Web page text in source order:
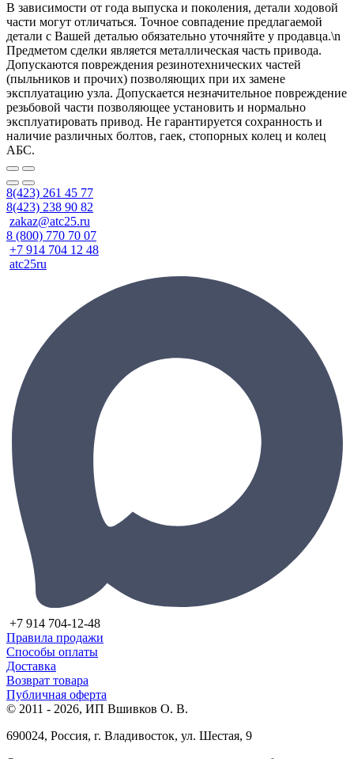
В зависимости от года выпуска и поколения, детали ходовой
части могут отличаться. Точное совпадение предлагаемой
детали с Вашей деталью обязательно уточняйте у продавца.\n
Предметом сделки является металлическая часть привода.
Допускаются повреждения резинотехнических частей
(пыльников и прочих) позволяющих при их замене
эксплуатацию узла. Допускается незначительное повреждение
резьбовой части позволяющее установить и нормально
эксплуатировать привод. Не гарантируется сохранность и
наличие различных болтов, гаек, стопорных колец и колец
АБС.
8(423) 261 45 77
8(423) 238 90 82
zakaz@atc25.ru
8 (800) 770 70 07
+7 914 704 12 48
atc25ru
+7 914 704-12-48
Правила продажи
Способы оплаты
Доставка
Возврат товара
Публичная оферта
© 2011 - 2026, ИП Вшивков О. В.
690024, Россия, г. Владивосток, ул. Шестая, 9